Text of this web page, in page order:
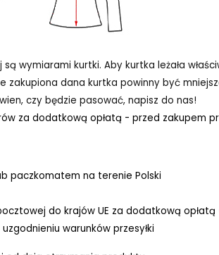
wymiarami kurtki. Aby kurtka leżała
zakupiona dana kurtka powinny być
czy będzie pasować, napisz do nas!
za dodatkową opłatą - przed zakupem
paczkomatem na terenie Polski
do krajów UE za dodatkową
warunków przesyłki